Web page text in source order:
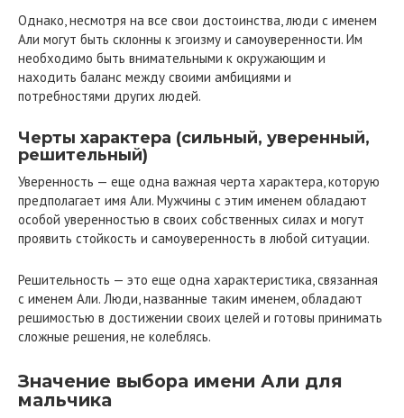
Однако, несмотря на все свои достоинства, люди с именем
Али могут быть склонны к эгоизму и самоуверенности. Им
необходимо быть внимательными к окружающим и
находить баланс между своими амбициями и
потребностями других людей.
Черты характера (сильный, уверенный,
решительный)
Уверенность — еще одна важная черта характера, которую
предполагает имя Али. Мужчины с этим именем обладают
особой уверенностью в своих собственных силах и могут
проявить стойкость и самоуверенность в любой ситуации.
Решительность — это еще одна характеристика, связанная
с именем Али. Люди, названные таким именем, обладают
решимостью в достижении своих целей и готовы принимать
сложные решения, не колеблясь.
Значение выбора имени Али для
мальчика